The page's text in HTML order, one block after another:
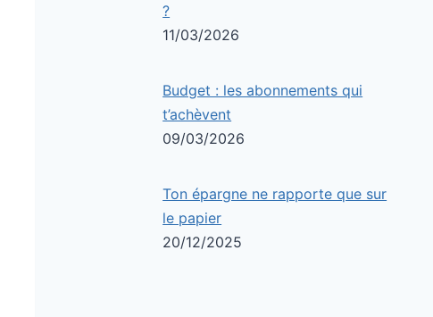
?
11/03/2026
Budget : les abonnements qui
t’achèvent
09/03/2026
Ton épargne ne rapporte que sur
le papier
20/12/2025